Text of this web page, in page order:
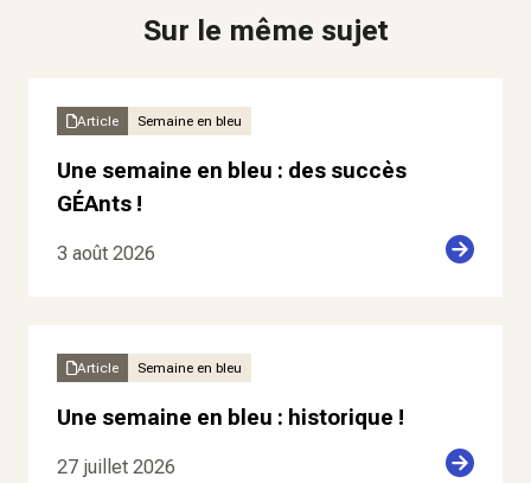
Sur le même sujet
Article Semaine en bleu
Une semaine en bleu : des succès
GÉAnts !
3 août 2026
Article Semaine en bleu
Une semaine en bleu : historique !
27 juillet 2026